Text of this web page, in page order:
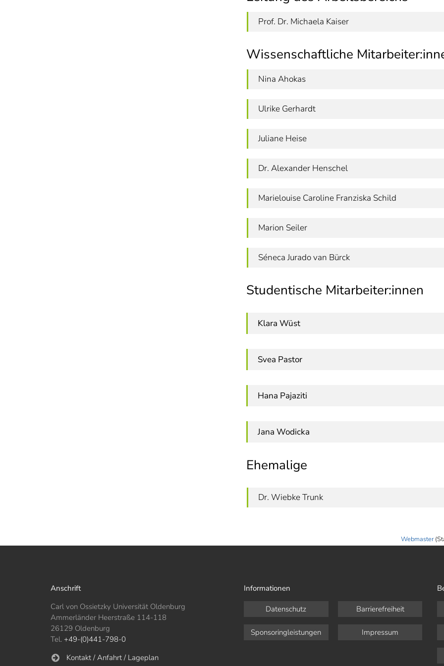
Prof. Dr. Michaela Kaiser
Wissenschaftliche
Nina Ahokas
Ulrike Gerhardt
Juliane Heise
Dr. Alexander Henschel
Marielouise Caroline Franziska Schild
Marion Seiler
Séneca Jurado van Bürck
Studentische Mitarbeiter:innen
Klara Wüst
Svea Pastor
Hana Pajaziti
Jana Wodicka
Ehemalige
Dr. Wiebke Trunk
Webmaster
Anschrift
Carl von Ossietzky Universität Oldenburg
Ammerländer Heerstraße 114-118
26129 Oldenburg
Tel. +49-(0)441-798-0
Kontakt / Anfahrt / Lageplan
Informationen
Datenschutz Barrierefreiheit
Sponsoringleistungen Impressum